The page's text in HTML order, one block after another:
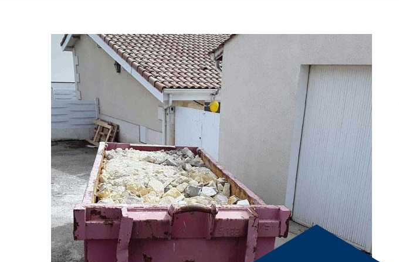
RG Location Benne, spécialiste en
évacuation rapide de gravats à
proximité
Chez RG Location Benne, nous savons combien il est essentiel de gérer efficacement les gravats
après des travaux de construction ou de rénovation. Située à Fitilieu, 38490, notre entreprise
est votre partenaire de confiance pour une évacuation rapide et sans tracas. Forts d'une
expertise éprouvée et d'une équipe dévouée, nous nous engageons à offrir des services de
qualité qui répondent aux besoins spécifiques de chaque client. Grâce à des équipements
modernes et une logistique bien rodée, nous garantissons une prise en charge rapide et
sécurisée des gravats, en respectant les normes environnementales en vigueur. Notre proximité
avec Fitilieu nous permet d'intervenir en un temps record, minimisant ainsi les désagréments
pour nos clients. À RG Location Benne, nous nous engageons à transformer les défis de